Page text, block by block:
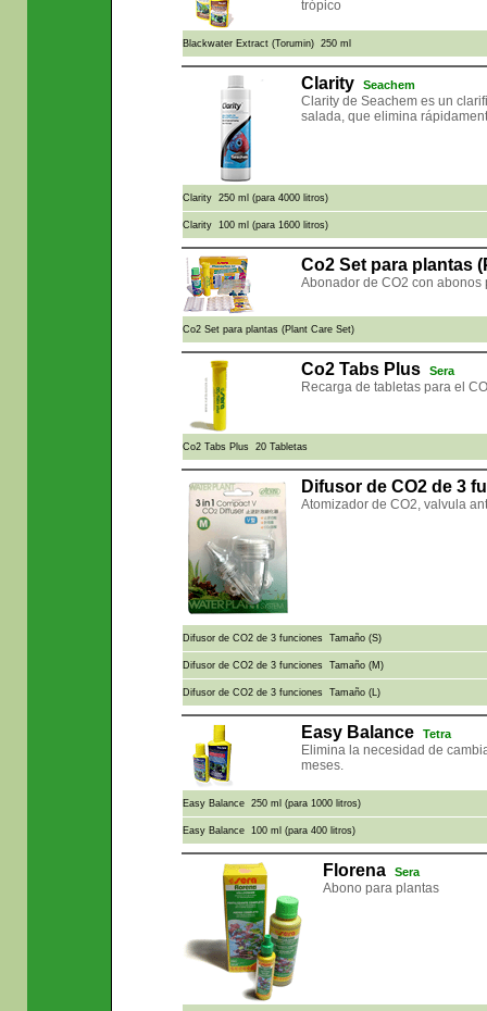
trópico
Blackwater Extract (Torumin) 250 ml
Clarity Seachem
Clarity de Seachem es un
salada, que elimina
Clarity 250 ml (para 4000 litros)
Clarity 100 ml (para 1600 litros)
Co2 Set para plantas
Abonador de CO2 con abonos
Co2 Set para plantas (Plant Care Set)
Co2 Tabs Plus Sera
Recarga de tabletas para el
Co2 Tabs Plus 20 Tabletas
Difusor de CO2 de 3
Atomizador de CO2, valvula
Difusor de CO2 de 3 funciones Tamaño (S)
Difusor de CO2 de 3 funciones Tamaño (M)
Difusor de CO2 de 3 funciones Tamaño (L)
Easy Balance Tetra
Elimina la necesidad de
meses.
Easy Balance 250 ml (para 1000 litros)
Easy Balance 100 ml (para 400 litros)
Florena Sera
Abono para plantas